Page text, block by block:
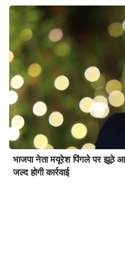
भाजपा नेता मयूरेश पिंगले पर झूठे
जल्द होगी कार्रवाई